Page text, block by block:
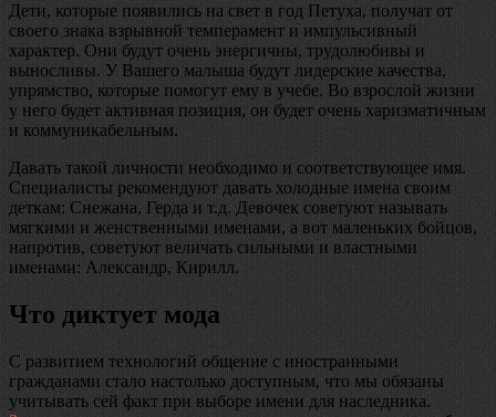
Дети, которые появились на свет в год Петуха, получат от
своего знака взрывной темперамент и импульсивный
характер. Они будут очень энергичны, трудолюбивы и
выносливы. У Вашего малыша будут лидерские качества,
упрямство, которые помогут ему в учебе. Во взрослой жизни
у него будет активная позиция, он будет очень харизматичным
и коммуникабельным.
Давать такой личности необходимо и соответствующее имя.
Специалисты рекомендуют давать холодные имена своим
деткам: Снежана, Герда и т.д. Девочек советуют называть
мягкими и женственными именами, а вот маленьких бойцов,
напротив, советуют величать сильными и властными
именами: Александр, Кирилл.
Что диктует мода
С развитием технологий общение с иностранными
гражданами стало настолько доступным, что мы обязаны
учитывать сей факт при выборе имени для наследника.